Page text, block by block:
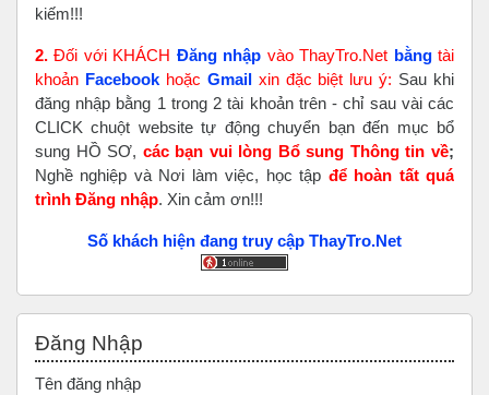
kiếm!!!
2. Đối với KHÁCH Đăng nhập vào ThayTro.Net bằngtài
khoản Facebook hoặc Gmailxin đặc biệt lưu ý: Sau khi
đăng nhập bằng 1 trong 2 tài khoản trên - chỉ sau vài các
CLICK chuột website tự động chuyển bạn đến mục bổ
sung HỒ SƠ, các bạn vui lòng Bổ sung Thông tin về;
Nghề nghiệp và Nơi làm việc, học tập để hoàn tấtquá
trình Đăng nhập. Xin cảm ơn!!!
Số khách hiện đang truy cập ThayTro.Net
Đăng Nhập
Tên đăng nhập